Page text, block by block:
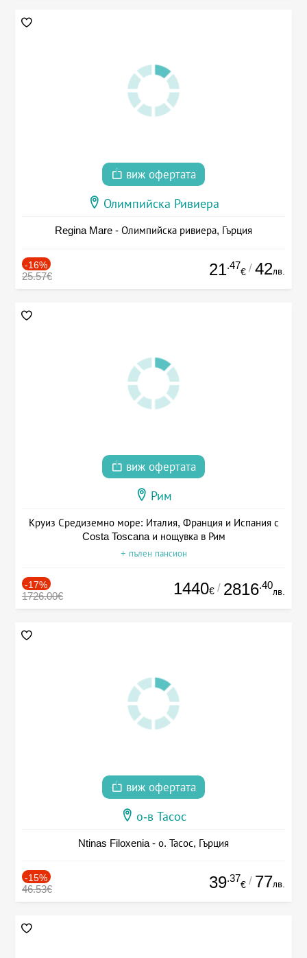
виж офертата
Олимпийска Ривиера
Regina Mare - Олимпийска ривиера, Гърция
-16%
25.57€ 21.47
€ / 42лв.
виж офертата
Рим
Круиз Средиземно море: Италия, Франция и Испания с
Costa Toscana и нощувка в Рим
+ пълен пансион
-17%
1726.00€ 1440€ / 2816.40
лв.
виж офертата
о-в Тасос
Ntinas Filoxenia - о. Тасос, Гърция
-15%
46.53€ 39.37
€ / 77лв.